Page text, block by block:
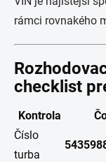
rámci rovnakého
checklist
Kontrola
Číslo
turba